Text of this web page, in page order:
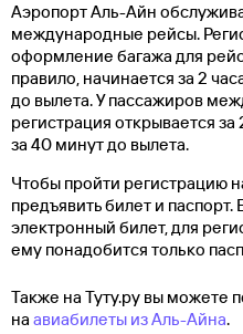
Аэропорт Аль-Айн
международные рейсы.
оформление багажа для
правило, начинается за 2
до вылета. У пассажиров
регистрация открывается
за 40 минут до вылета.
Чтобы пройти регистрацию
предъявить билет и
электронный билет, для
ему понадобится только
Также на Туту.ру вы можете
на авиабилеты из Аль-Айна.